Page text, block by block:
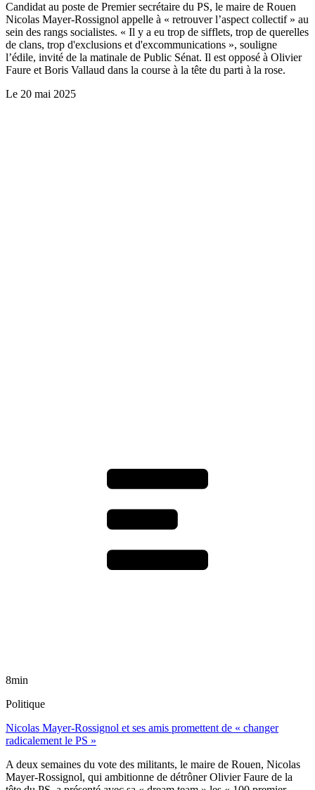
Candidat au poste de Premier secrétaire du PS, le maire de Rouen
Nicolas Mayer-Rossignol appelle à « retrouver l’aspect collectif » au
sein des rangs socialistes. « Il y a eu trop de sifflets, trop de querelles
de clans, trop d'exclusions et d'excommunications », souligne
l’édile, invité de la matinale de Public Sénat. Il est opposé à Olivier
Faure et Boris Vallaud dans la course à la tête du parti à la rose.
Le 20 mai 2025
8min
Politique
Nicolas Mayer-Rossignol et ses amis promettent de « changer
radicalement le PS »
A deux semaines du vote des militants, le maire de Rouen, Nicolas
Mayer-Rossignol, qui ambitionne de détrôner Olivier Faure de la